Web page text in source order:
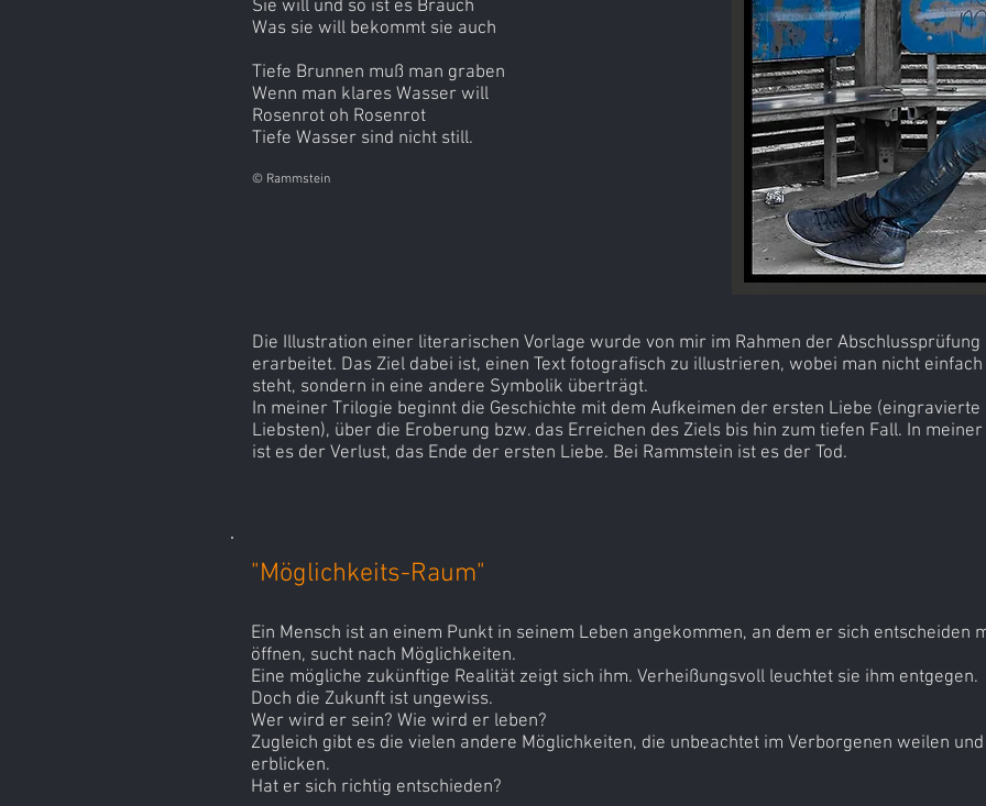
Sie will und so ist es Brauch
Was sie will bekommt sie auch
Tiefe Brunnen muß man graben
Wenn man klares Wasser will
Rosenrot oh Rosenrot
Tiefe Wasser sind nicht still.
© Rammstein
Die Illustration einer literarischen Vorlage wurde von mir im Rahmen der
erarbeitet. Das Ziel dabei ist, einen Text fotografisch zu illustrieren, wobei man nicht
steht, sondern in eine andere Symbolik überträgt.
In meiner Trilogie beginnt die Geschichte mit dem Aufkeimen der ersten Liebe
Liebsten), über die Eroberung bzw. das Erreichen des Ziels bis hin zum tiefen Fall. In
ist es der Verlust, das Ende der ersten Liebe. Bei Rammstein ist es der Tod.
"Möglichkeits-Raum"
Ein Mensch ist an einem Punkt in seinem Leben angekommen, an dem er sich entscheiden
öffnen, sucht nach Möglichkeiten.
Eine mögliche zukünftige Realität zeigt sich ihm. Verheißungsvoll leuchtet sie ihm entgegen.
Doch die Zukunft ist ungewiss.
Wer wird er sein? Wie wird er leben?
Zugleich gibt es die vielen andere Möglichkeiten, die unbeachtet im Verborgenen weilen
erblicken.
Hat er sich richtig entschieden?